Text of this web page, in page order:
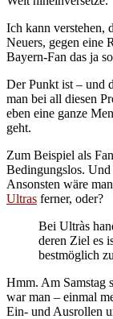
Ich kann verstehen,
Neuers, gegen eine
Bayern-Fan das ja
Der Punkt ist – und
man bei all diesen
eben eine ganze
geht.
Zum Beispiel als
Bedingungslos.
Ansonsten wäre
Ultras ferner, oder?
Bei Ultràs
deren Ziel es
bestmöglich
Hmm. Am Samstag
war man – einmal
Ein- und Ausrollen